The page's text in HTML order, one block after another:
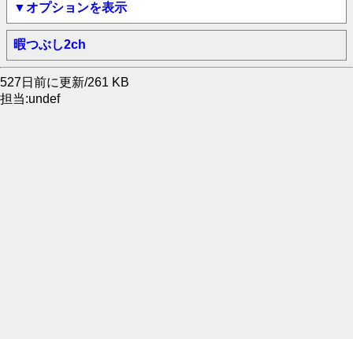
▼オプションを表示
暇つぶし2ch
527日前に更新/261 KB
担当:undef